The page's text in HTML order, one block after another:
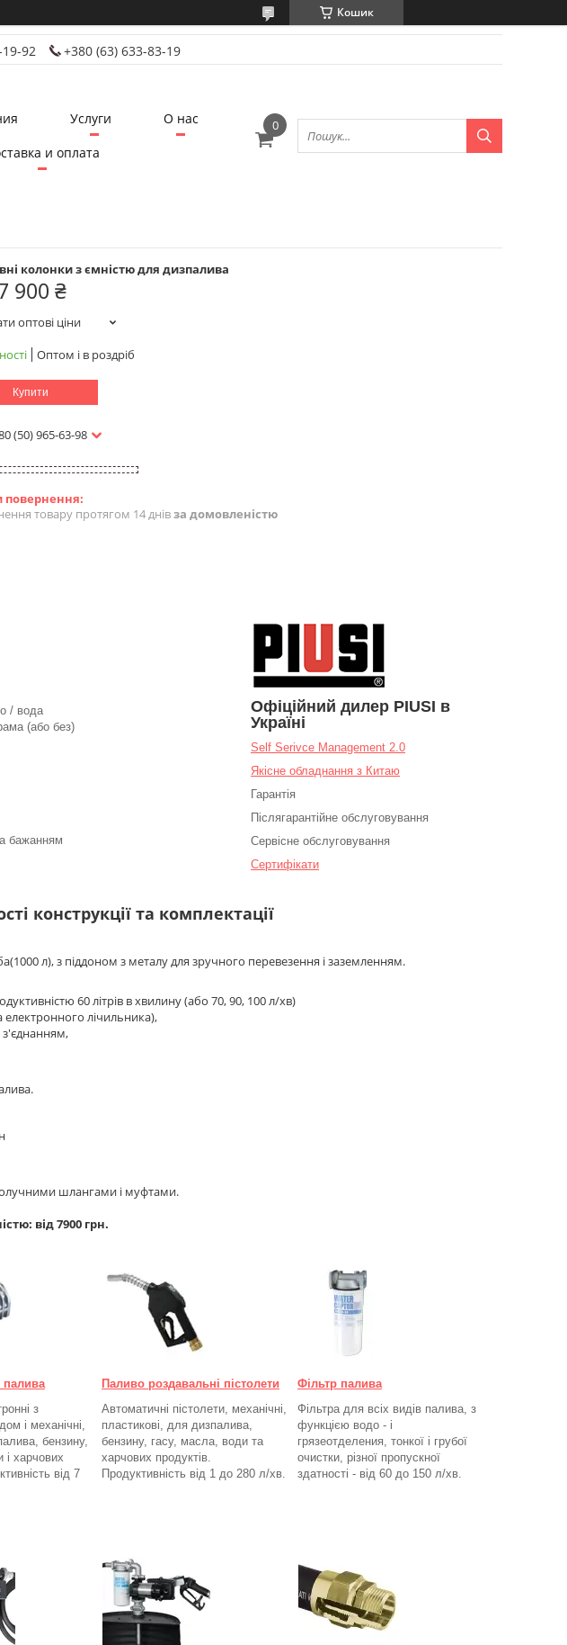
Кошик
92 +380 (63) 633-83-19
Услуги
О нас
и оплата
колонки з ємністю для дизпалива
900 ₴
оптові ціни
Оптом і в роздріб
Купити
(50) 965-63-98
товару протягом 14 днівза домовленістю
/ вода
(або без)
бажанням
Офіційний дилер PIUSI в
Україні
Self Serivce Management 2.0
Якісне обладнання з Китаю
Гарантія
Післягарантійне обслуговування
Сервісне обслуговування
Сертифікати
конструкції та комплектації
л), з піддоном з металу для зручного перевезення і заземленням.
60 літрів в хвилину (або 70, 90, 100 л/хв)
лічильника),
з'єднанням,
шлангами і муфтами.
від 7900 грн.
палива
з
і механічні,
бензину,
і харчових
від 7
Паливо роздавальні пістолети
Автоматичні пістолети, механічні,
пластикові, для дизпалива,
бензину, гасу, масла, води та
харчових продуктів.
Продуктивність від 1 до 280 л/хв.
Фільтр палива
Фільтра для всіх видів палива, з
функцією водо - і
грязеотделения, тонкої і грубої
очистки, різної пропускної
здатності - від 60 до 150 л/хв